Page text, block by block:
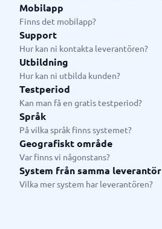
Mobilapp
Finns det mobilapp?
Support
Hur kan ni kontakta leverantören?
Utbildning
Hur kan ni utbilda kunden?
Testperiod
Kan man få en gratis testperiod?
Språk
På vilka språk finns systemet?
Geografiskt område
Var finns vi någonstans?
System från samma leverantör
Vilka mer system har leverantören?